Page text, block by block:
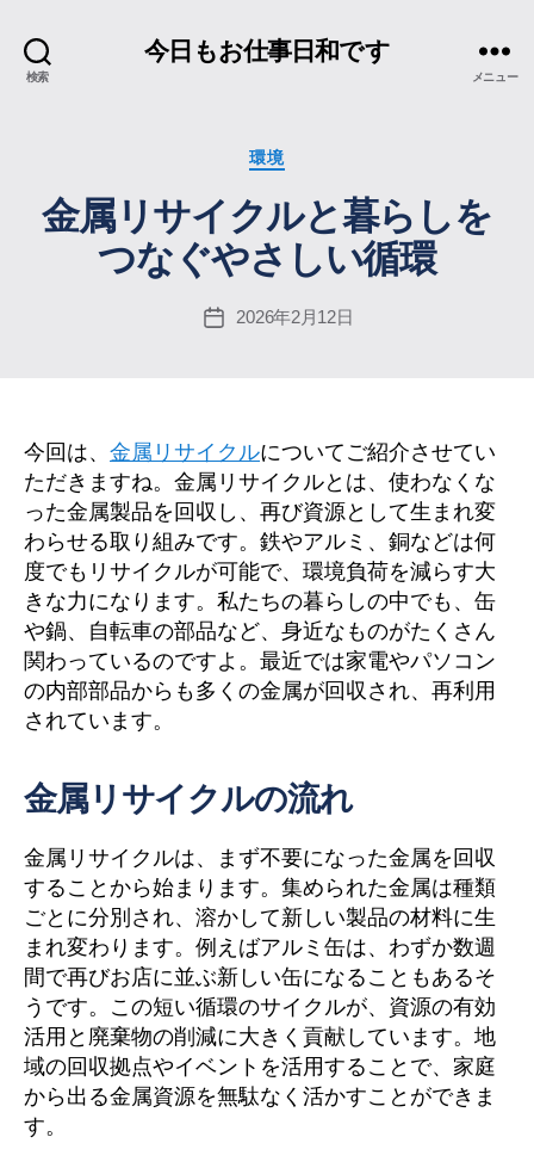
検索
今日もお仕事日和です
メニュー
カ
ゴ
リ
ー
環境
金属リサイクルと暮らしを
つなぐやさしい循環
投
2026年2月12日
今回は、 金属リサイクルについてご紹介させてい
ただきますね。金属リサイクルとは、使わなくな
った金属製品を回収し、再び資源として生まれ変
わらせる取り組みです。鉄やアルミ、銅などは何
度でもリサイクルが可能で、環境負荷を減らす大
きな力になります。私たちの暮らしの中でも、缶
や鍋、自転車の部品など、身近なものがたくさん
関わっているのですよ。最近では家電やパソコン
の内部部品からも多くの金属が回収され、再利用
されています。
金属リサイクルの流れ
金属リサイクルは、まず不要になった金属を回収
することから始まります。集められた金属は種類
ごとに分別され、溶かして新しい製品の材料に生
まれ変わります。例えばアルミ缶は、わずか数週
間で再びお店に並ぶ新しい缶になることもあるそ
うです。この短い循環のサイクルが、資源の有効
活用と廃棄物の削減に大きく貢献しています。地
域の回収拠点やイベントを活用することで、家庭
から出る金属資源を無駄なく活かすことができま
す。